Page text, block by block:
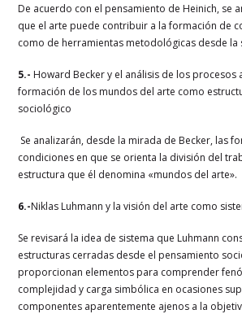
De acuerdo con el pensamiento de Heinich, se
que el arte puede contribuir a la formación de
como de herramientas metodológicas desde la
5.- Howard Becker y el análisis de los procesos
formación de los mundos del arte como
sociológico
Se analizarán, desde la mirada de Becker, las
condiciones en que se orienta la división del
estructura que él denomina «mundos del arte».
6.-Niklas Luhmann y la visión del arte como
Se revisará la idea de sistema que Luhmann
estructuras cerradas desde el pensamiento
proporcionan elementos para comprender
complejidad y carga simbólica en ocasiones
componentes aparentemente ajenos a la